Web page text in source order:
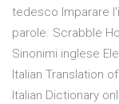
tedesco Imparare
parole. Scrabble
Sinonimi inglese
Italian Translation
Italian Dictionary